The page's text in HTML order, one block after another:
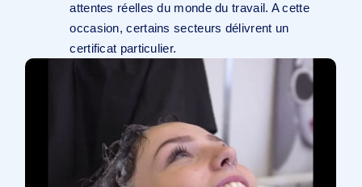
L’alternance spécifique
Basée sur des profils de formation spécifiques
définis par les secteurs professionnels.
Une fois les compétences acquises, le jeune
obtient un certificat de qualification spécifique (pas
L’alternance (Article 47)
Particulier à l’enseignement spécialisé de forme 3
attentes réelles du monde du travail. A cette
occasion, certains secteurs délivrent un
certificat particulier.